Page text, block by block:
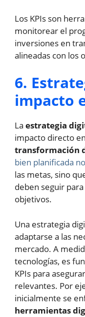
Los KPIs son
monitorear el
inversiones en
alineadas con los
6.
impacto
La estrategia
impacto directo
transformación
bien planificada
las metas, sino
deben seguir
objetivos.
Una estrategia
adaptarse a las
mercado. A
tecnologías, es
KPIs para
relevantes. Por
inicialmente se
herramientas